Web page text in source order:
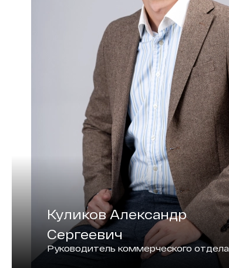
Куликов Александр
Сергеевич
Руководитель коммерческого отдела